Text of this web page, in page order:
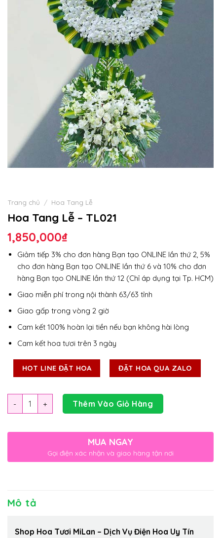
Trang chủ / Hoa Tang Lễ
Hoa Tang Lễ – TL021
1,850,000₫
Giảm tiếp 3% cho đơn hàng Bạn tạo ONLINE lần thứ 2, 5%
cho đơn hàng Bạn tạo ONLINE lần thứ 6 và 10% cho đơn
hàng Bạn tạo ONLINE lần thứ 12 (Chỉ áp dụng tại Tp. HCM)
Giao miễn phí trong nội thành 63/63 tỉnh
Giao gấp trong vòng 2 giờ
Cam kết 100% hoàn lại tiền nếu bạn không hài lòng
Cam kết hoa tươi trên 3 ngày
HOT LINE ĐẶT HOA ĐẶT HOA QUA ZALO
Số lượng Thêm Vào Giỏ Hàng
MUA NGAY
Gọi điện xác nhận và giao hàng tận nơi
Mô tả
Shop Hoa Tươi MiLan – Dịch Vụ Điện Hoa Uy Tín